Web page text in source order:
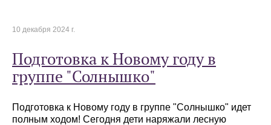
10 декабря 2024 г.
Подготовка к Новому году в
группе "Солнышко"
Подготовка к Новому году в группе "Солнышко" идет
полным ходом! Сегодня дети наряжали лесную